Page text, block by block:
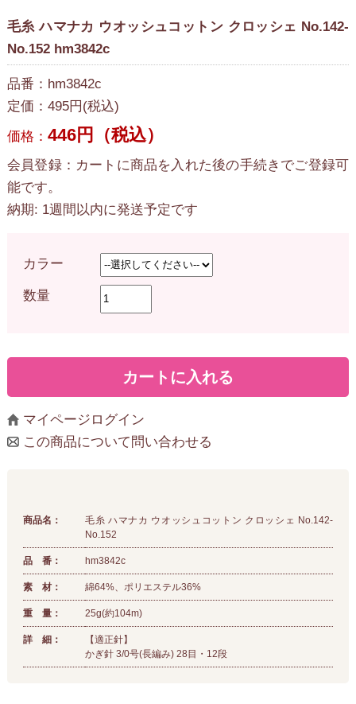
毛糸 ハマナカ ウオッシュコットン クロッシェ No.142-
No.152 hm3842c
品番：hm3842c
定価：495円(税込)
価格： 446円（税込）
会員登録：カートに商品を入れた後の手続きでご登録可
能です。
納期: 1週間以内に発送予定です
カラー
数量
マイページログイン
この商品について問い合わせる
商品名：
毛糸 ハマナカ ウオッシュコットン クロッシェ No.142-
No.152
品 番： hm3842c
素 材： 綿64%、ポリエステル36%
重 量： 25g(約104m)
詳 細：
【適正針】
かぎ針 3/0号(長編み) 28目・12段